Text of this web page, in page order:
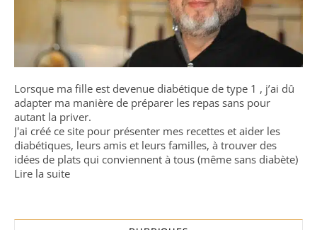
Lorsque ma fille est devenue diabétique de type 1 , j’ai dû
adapter ma manière de préparer les repas sans pour
autant la priver.
J'ai créé ce site pour présenter mes recettes et aider les
diabétiques, leurs amis et leurs familles, à trouver des
idées de plats qui conviennent à tous (même sans diabète)
Lire la suite